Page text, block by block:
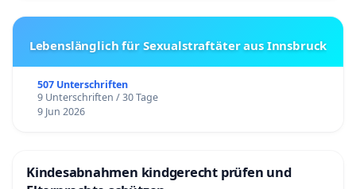
Lebenslänglich für Sexualstraftäter aus Innsbruck
507 Unterschriften
9 Unterschriften / 30 Tage
9 Jun 2026
Kindesabnahmen kindgerecht prüfen und